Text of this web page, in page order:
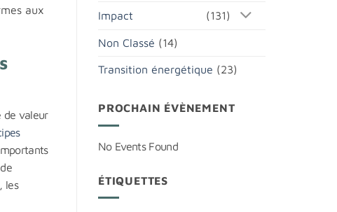
aux
de valeur
les
Impact (131)
Non Classé (14)
Transition énergétique (23)
PROCHAIN ÉVÈNEMENT
No Events Found
ÉTIQUETTES